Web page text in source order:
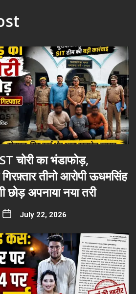
चोरी का भंडाफोड़,
तीनो आरोपी ऊधमसिंह
अपनाया नया तरी
July 22, 2026